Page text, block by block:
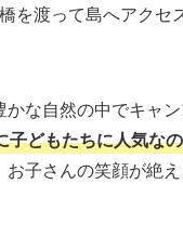
を渡って島へアク
な自然の中でキャ
子どもたちに人気な
子さんの笑顔が絶え